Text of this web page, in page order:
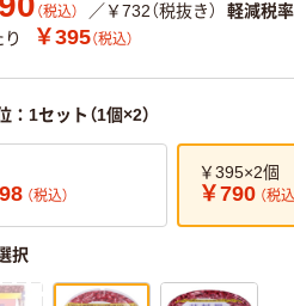
（税込） ／￥732（税抜き）
軽減税
￥395（税込）
：1セット（1個×2）
（税込）
￥395×2個
￥790 （税込
択